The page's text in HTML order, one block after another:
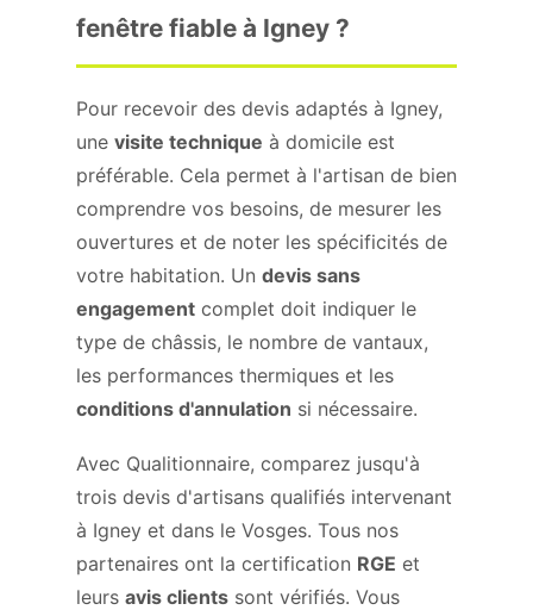
fenêtre fiable à Igney ?
Pour recevoir des devis adaptés à Igney,
une visite technique à domicile est
préférable. Cela permet à l'artisan de bien
comprendre vos besoins, de mesurer les
ouvertures et de noter les spécificités de
votre habitation. Un devis sans
engagement complet doit indiquer le
type de châssis, le nombre de vantaux,
les performances thermiques et les
conditions d'annulation si nécessaire.
Avec Qualitionnaire, comparez jusqu'à
trois devis d'artisans qualifiés intervenant
à Igney et dans le Vosges. Tous nos
partenaires ont la certification RGE et
leurs avis clients sont vérifiés. Vous